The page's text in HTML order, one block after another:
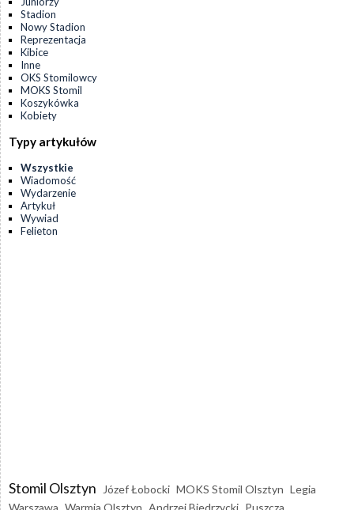
Stadion
Nowy Stadion
Reprezentacja
Kibice
Inne
OKS Stomilowcy
MOKS Stomil
Koszykówka
Kobiety
Typy artykułów
Wszystkie
Wiadomość
Wydarzenie
Artykuł
Wywiad
Felieton
Stomil Olsztyn Józef Łobocki MOKS Stomil Olsztyn Legia
Warszawa Warmia Olsztyn Andrzej Biedrzycki Puszcza